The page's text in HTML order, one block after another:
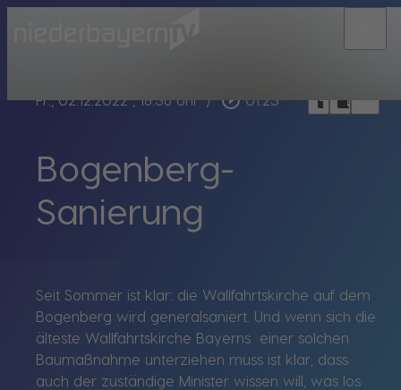
Fr., 02.12.2022, 18:36 Uhr / play_circle_outline 01:23 headphoneschrome_reader_modebookmark_border
Bogenberg-
Sanierung
Seit Sommer ist klar: die Wallfahrtskirche auf dem
Bogenberg wird generalsaniert. Und wenn sich die
älteste Wallfahrtskirche Bayerns einer solchen
Baumaßnahme unterziehen muss ist klar, dass
auch der zuständige Minister wissen will, was los